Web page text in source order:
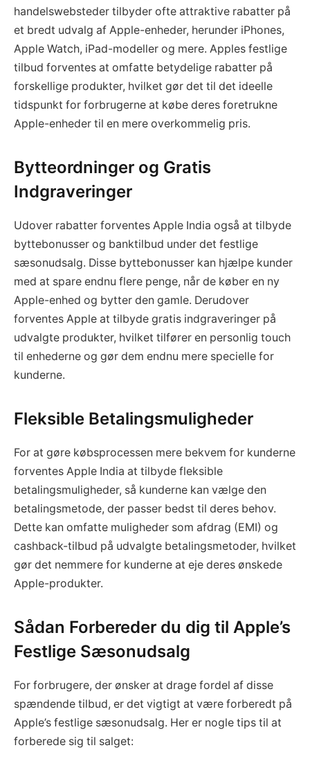
handelswebsteder tilbyder ofte attraktive rabatter på
et bredt udvalg af Apple-enheder, herunder iPhones,
Apple Watch, iPad-modeller og mere. Apples festlige
tilbud forventes at omfatte betydelige rabatter på
forskellige produkter, hvilket gør det til det ideelle
tidspunkt for forbrugerne at købe deres foretrukne
Apple-enheder til en mere overkommelig pris.
Bytteordninger og Gratis
Indgraveringer
Udover rabatter forventes Apple India også at tilbyde
byttebonusser og banktilbud under det festlige
sæsonudsalg. Disse byttebonusser kan hjælpe kunder
med at spare endnu flere penge, når de køber en ny
Apple-enhed og bytter den gamle. Derudover
forventes Apple at tilbyde gratis indgraveringer på
udvalgte produkter, hvilket tilfører en personlig touch
til enhederne og gør dem endnu mere specielle for
kunderne.
Fleksible Betalingsmuligheder
For at gøre købsprocessen mere bekvem for kunderne
forventes Apple India at tilbyde fleksible
betalingsmuligheder, så kunderne kan vælge den
betalingsmetode, der passer bedst til deres behov.
Dette kan omfatte muligheder som afdrag (EMI) og
cashback-tilbud på udvalgte betalingsmetoder, hvilket
gør det nemmere for kunderne at eje deres ønskede
Apple-produkter.
Sådan Forbereder du dig til Apple’s
Festlige Sæsonudsalg
For forbrugere, der ønsker at drage fordel af disse
spændende tilbud, er det vigtigt at være forberedt på
Apple’s festlige sæsonudsalg. Her er nogle tips til at
forberede sig til salget: